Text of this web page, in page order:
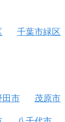
千葉市緑区
田市 茂原市